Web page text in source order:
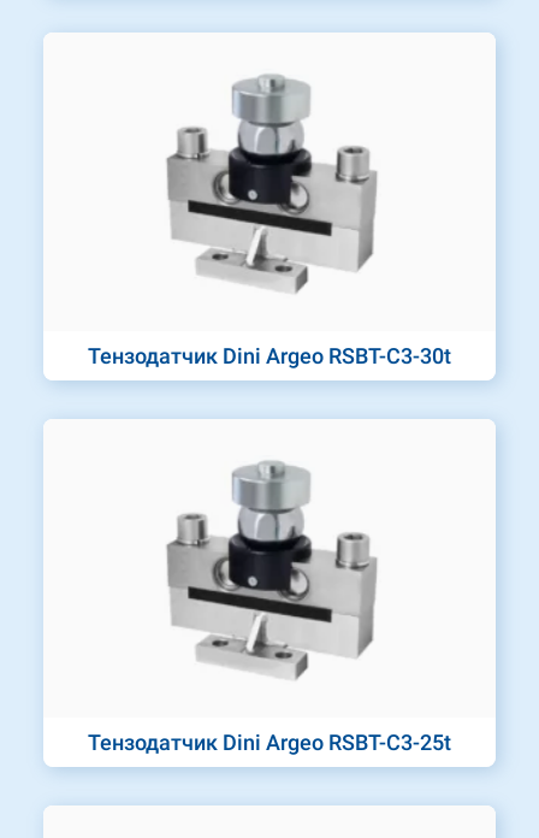
Тензодатчик Dini Argeo RSBT-C3-30t
Тензодатчик Dini Argeo RSBT-C3-25t